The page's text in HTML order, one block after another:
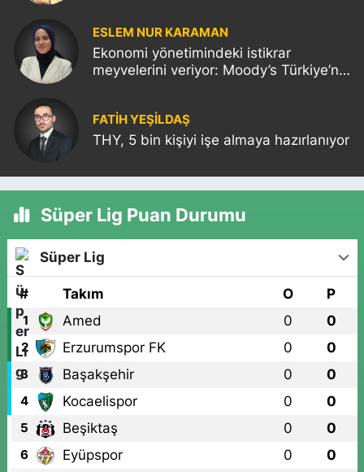
ESLEM NUR KARAMAN
Ekonomi yönetimindeki istikrar
meyvelerini veriyor: Moody’s Türkiye’nin
FATIH YEŞİLDAŞ
THY, 5 bin kişiyi işe almaya hazırlanıyor
Süper Lig Puan Durumu
Süper Lig
# Takım O P
1 Amed 0 0
2 Erzurumspor FK 0 0
3 Başakşehir 0 0
4 Kocaelispor 0 0
5 Beşiktaş 0 0
6 Eyüpspor 0 0